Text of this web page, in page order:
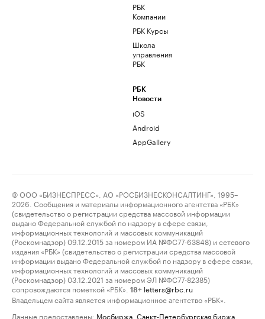
РБК
Компании
РБК Курсы
Школа
управления
РБК
РБК
Новости
iOS
Android
AppGallery
© ООО «БИЗНЕСПРЕСС», АО «РОСБИЗНЕСКОНСАЛТИНГ», 1995–
2026. Сообщения и материалы информационного агентства «РБК»
(свидетельство о регистрации средства массовой информации
выдано Федеральной службой по надзору в сфере связи,
информационных технологий и массовых коммуникаций
(Роскомнадзор) 09.12.2015 за номером ИА №ФС77-63848) и сетевого
издания «РБК» (свидетельство о регистрации средства массовой
информации выдано Федеральной службой по надзору в сфере связи,
информационных технологий и массовых коммуникаций
(Роскомнадзор) 03.12.2021 за номером ЭЛ №ФС77-82385)
сопровождаются пометкой «РБК».
18+ letters@rbc.ru
Владельцем сайта является информационное агентство «РБК».
Данные предоставлены: Мосбиржа Санкт-Петербургская биржа